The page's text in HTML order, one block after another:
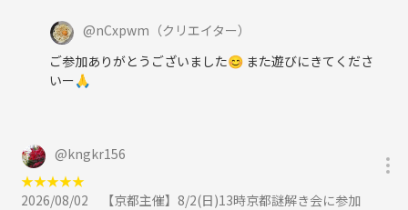
みんなでワイワイ盛り上がれる企画を、毎月たくさん用意しています！
* ボードゲーム＆ポケカ三昧: 初心者さん、大歓迎！初めてでも大丈夫、
みんなでルールを覚えながら、時間を忘れて盛り上がっちゃいましょ
* アウトドアでリフレッシュ: 琵琶湖のほとりでBBQ、紅葉が美しい山で
ハイキング…四季折々の自然を満喫しながら、心も体もリフレッシュ！
* 熱唱カラオケ会: 日頃のストレスは、マイクを握って大熱唱で吹き飛ば
@nCxpwm （クリエイター）
ご参加ありがとうございました😊 また遊びにきてくださ
いー🙏
@kngkr156
★★★★★
2026/08/02
【京都主催】8/2(日)13時京都謎解き会に参加